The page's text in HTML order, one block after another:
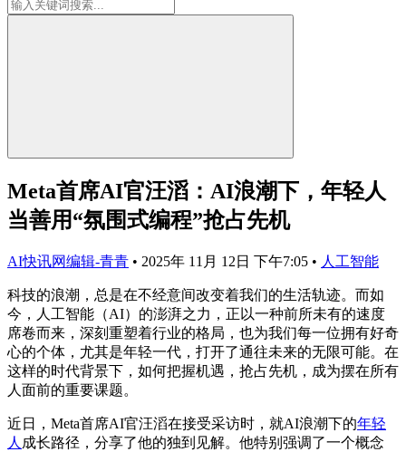
Meta首席AI官汪滔：AI浪潮下，年轻人
当善用“氛围式编程”抢占先机
AI快讯网编辑-青青 • 2025年 11月 12日 下午7:05 • 人工智能
科技的浪潮，总是在不经意间改变着我们的生活轨迹。而如
今，人工智能（AI）的澎湃之力，正以一种前所未有的速度
席卷而来，深刻重塑着行业的格局，也为我们每一位拥有好奇
心的个体，尤其是年轻一代，打开了通往未来的无限可能。在
这样的时代背景下，如何把握机遇，抢占先机，成为摆在所有
人面前的重要课题。
近日，Meta首席AI官汪滔在接受采访时，就AI浪潮下的年轻
人 成长路径，分享了他的独到见解。他特别强调了一个概念